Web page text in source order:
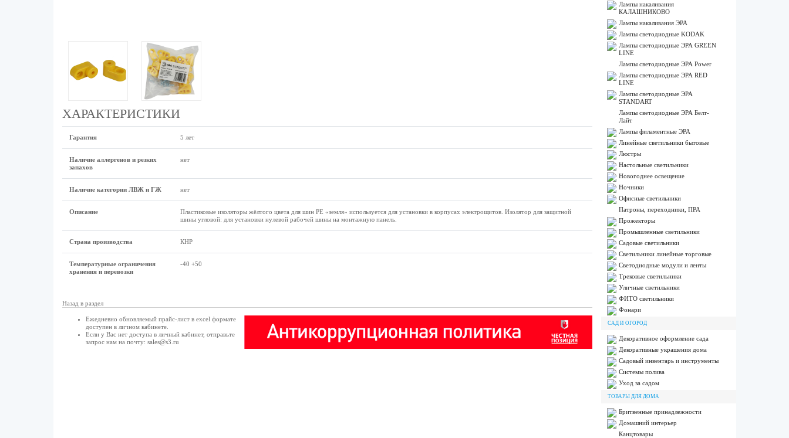
ХАРАКТЕРИСТИКИ
Гарантия 5 лет
Наличие аллергенов и резких
запахов
нет
Наличие категории ЛВЖ и ГЖ нет
Описание
Пластиковые изоляторы жёлтого цвета для шин PE «земля» используется для установки в корпусах электрощитов. Изолятор для защитной
шины угловой: для установки нулевой рабочей шины на монтажную панель.
Страна производства КНР
Температурные ограничения
хранения и перевозки
-40 +50
Назад в раздел
Ежедневно обновляемый прайс-лист в excel формате
доступен в личном кабинете.
Если у Вас нет доступа в личный кабинет, отправьте
запрос нам на почту: sales@s3.ru
Лампы накаливания
КАЛАШНИКОВО
Лампы накаливания ЭРА
Лампы светодиодные KODAK
Лампы светодиодные ЭРА GREEN
LINE
Лампы светодиодные ЭРА Power
Лампы светодиодные ЭРА RED
LINE
Лампы светодиодные ЭРА
STANDART
Лампы светодиодные ЭРА Белт-
Лайт
Лампы филаментные ЭРА
Линейные светильники бытовые
Люстры
Настольные светильники
Новогоднее освещение
Ночники
Офисные светильники
Патроны, переходники, ПРА
Прожекторы
Промышленные светильники
Садовые светильники
Светильники линейные торговые
Светодиодные модули и ленты
Трековые светильники
Уличные светильники
ФИТО светильники
Фонари
САД И ОГОРОД
Декоративное оформление сада
Декоративные украшения дома
Садовый инвентарь и инструменты
Системы полива
Уход за садом
ТОВАРЫ ДЛЯ ДОМА
Бритвенные принадлежности
Домашний интерьер
Канцтовары